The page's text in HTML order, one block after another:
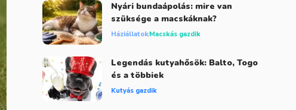
Nyári bundaápolás: mire van
szüksége a macskáknak?
HáziállatokMacskás gazdik
Legendás kutyahősök: Balto, Togo
és a többiek
Kutyás gazdik